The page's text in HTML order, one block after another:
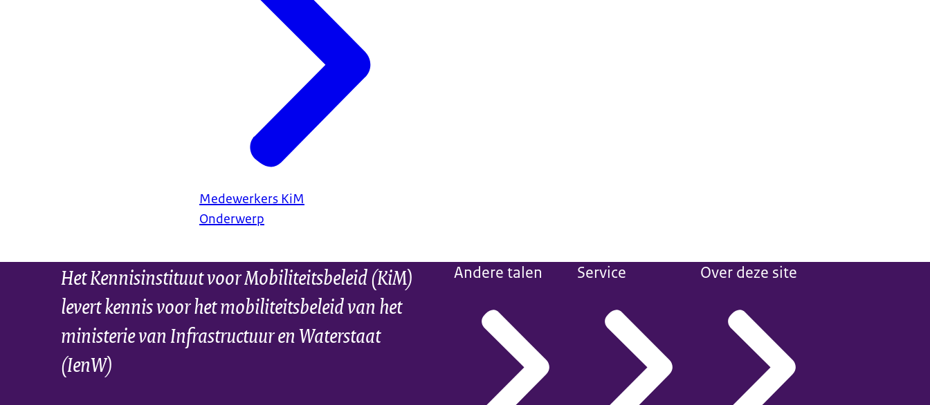
Medewerkers KiM
Onderwerp
Het Kennisinstituut voor Mobiliteitsbeleid (KiM)
levert kennis voor het mobiliteitsbeleid van het
ministerie van Infrastructuur en Waterstaat
(IenW)
Andere talen Service Over deze site